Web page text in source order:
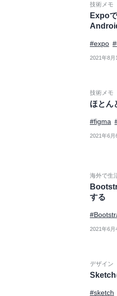
技術メモ
Expo
#expo
2021年8月
技術メモ
ほとん
#figma
2021年6月
海外で生
する
2021年6月
デザイン
Sketch
#sketch